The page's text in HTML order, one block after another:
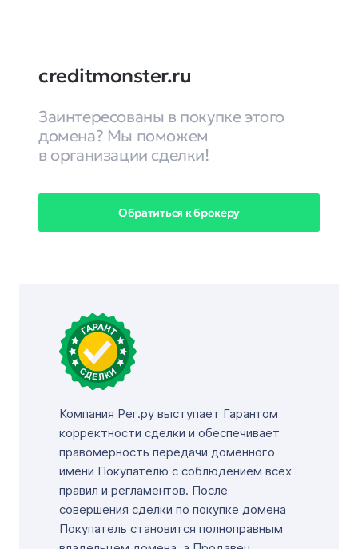
creditmonster.ru
Заинтересованы в покупке этого
домена? Мы поможем
в организации сделки!
Обратиться к брокеру
Компания Рег.ру выступает Гарантом
корректности сделки и обеспечивает
правомерность передачи доменного
имени Покупателю с соблюдением всех
правил и регламентов. После
совершения сделки по покупке домена
Покупатель становится полноправным